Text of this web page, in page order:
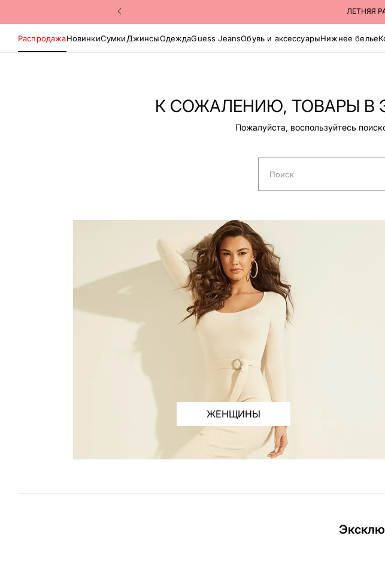
ЛЕТНЯЯ
ПОЛУЧАЙТЕ ЗАКАЗЫ В
РаспродажаНовинкиСумкиДжинсыОдеждаGuess JeansОбувь и аксессуарыНижнее белье
К СОЖАЛЕНИЮ, ТОВАРЫ В
Пожалуйста, воспользуйтесь
Поиск
ЖЕНЩИНЫ